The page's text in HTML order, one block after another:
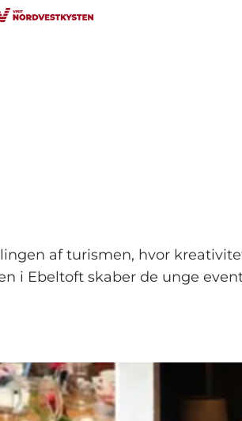
af turismen, hvor
i Ebeltoft skaber de unge